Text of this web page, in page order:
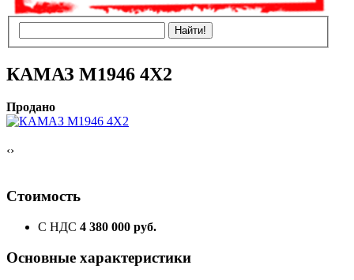
КАМАЗ М1946 4Х2
Продано
‹›
Стоимость
С НДС 4 380 000 руб.
Основные характеристики